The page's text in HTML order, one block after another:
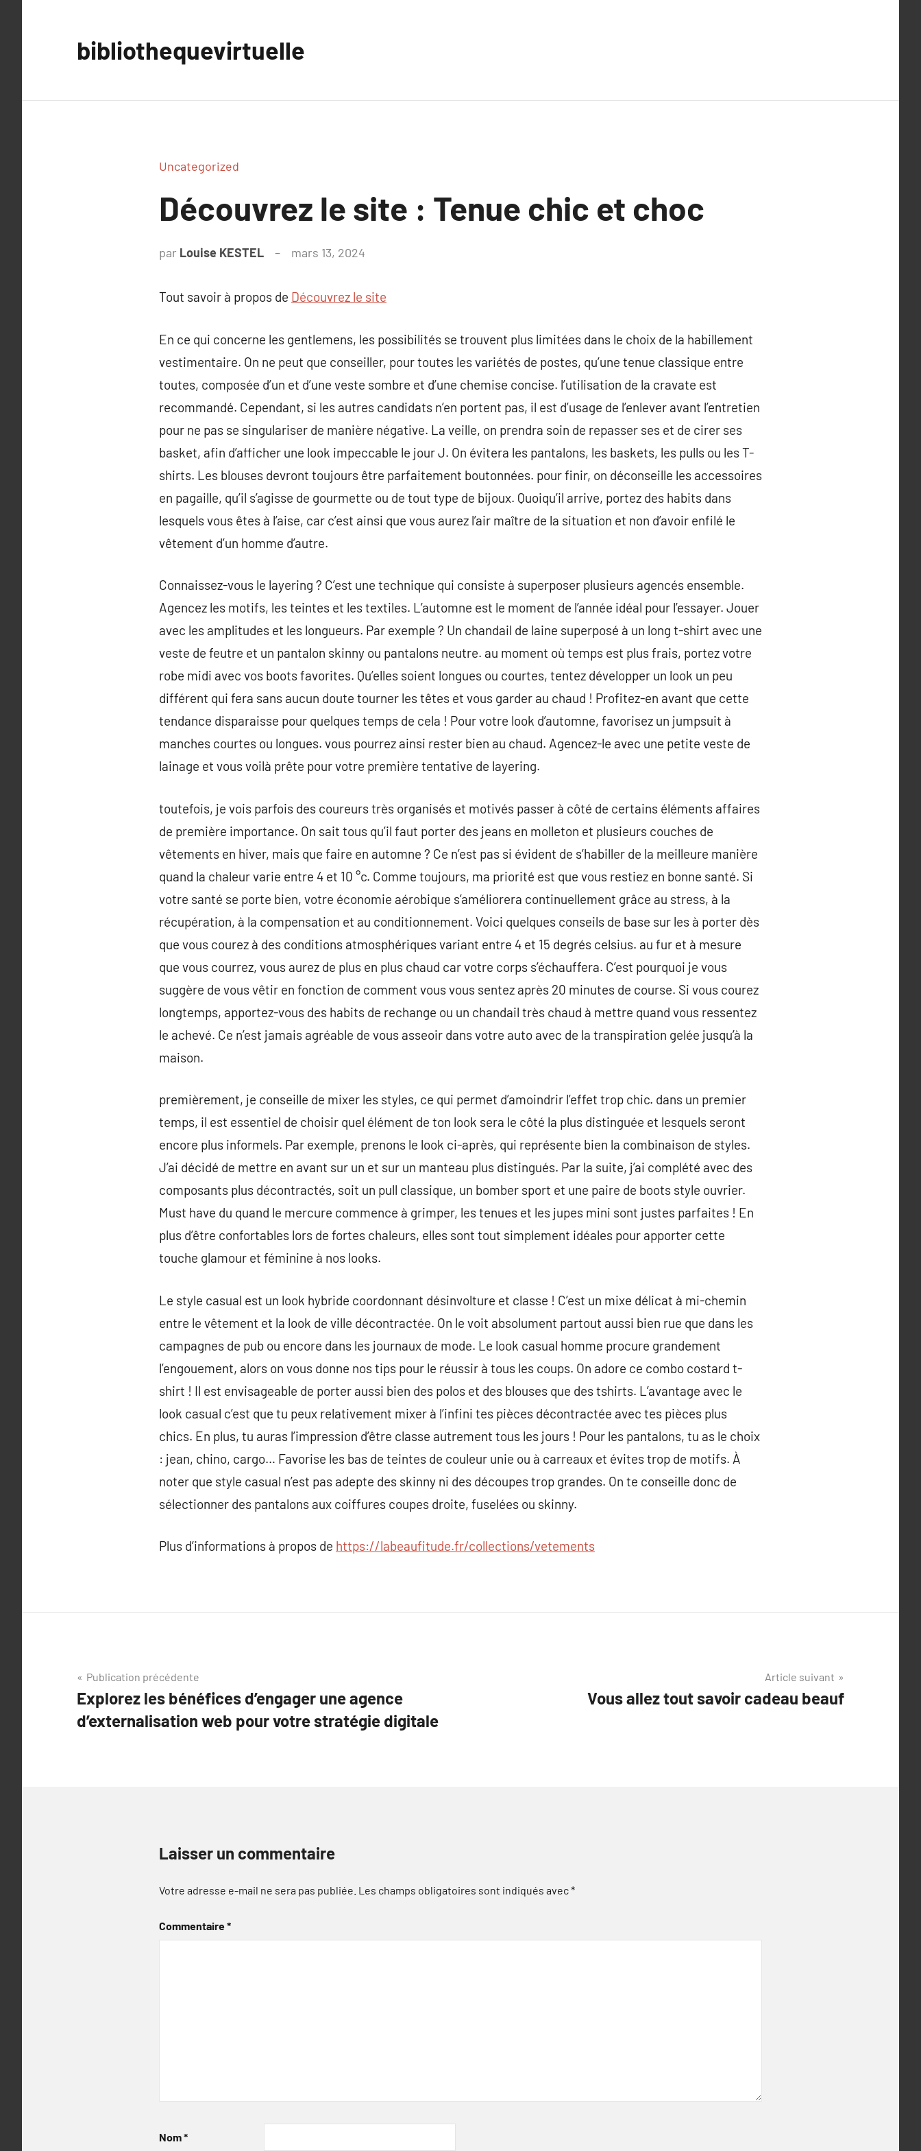
bibliothequevirtuelle
Uncategorized
Découvrez le site : Tenue chic et choc
par Louise KESTEL mars 13, 2024
Tout savoir à propos de Découvrez le site
En ce qui concerne les gentlemens, les possibilités se trouvent plus limitées dans le choix de la habillement
vestimentaire. On ne peut que conseiller, pour toutes les variétés de postes, qu’une tenue classique entre
toutes, composée d’un et d’une veste sombre et d’une chemise concise. l’utilisation de la cravate est
recommandé. Cependant, si les autres candidats n’en portent pas, il est d’usage de l’enlever avant l’entretien
pour ne pas se singulariser de manière négative. La veille, on prendra soin de repasser ses et de cirer ses
basket, afin d’afficher une look impeccable le jour J. On évitera les pantalons, les baskets, les pulls ou les T-
shirts. Les blouses devront toujours être parfaitement boutonnées. pour finir, on déconseille les accessoires
en pagaille, qu’il s’agisse de gourmette ou de tout type de bijoux. Quoiqu’il arrive, portez des habits dans
lesquels vous êtes à l’aise, car c’est ainsi que vous aurez l’air maître de la situation et non d’avoir enfilé le
vêtement d’un homme d’autre.
Connaissez-vous le layering ? C’est une technique qui consiste à superposer plusieurs agencés ensemble.
Agencez les motifs, les teintes et les textiles. L’automne est le moment de l’année idéal pour l’essayer. Jouer
avec les amplitudes et les longueurs. Par exemple ? Un chandail de laine superposé à un long t-shirt avec une
veste de feutre et un pantalon skinny ou pantalons neutre. au moment où temps est plus frais, portez votre
robe midi avec vos boots favorites. Qu’elles soient longues ou courtes, tentez développer un look un peu
différent qui fera sans aucun doute tourner les têtes et vous garder au chaud ! Profitez-en avant que cette
tendance disparaisse pour quelques temps de cela ! Pour votre look d’automne, favorisez un jumpsuit à
manches courtes ou longues. vous pourrez ainsi rester bien au chaud. Agencez-le avec une petite veste de
lainage et vous voilà prête pour votre première tentative de layering.
toutefois, je vois parfois des coureurs très organisés et motivés passer à côté de certains éléments affaires
de première importance. On sait tous qu’il faut porter des jeans en molleton et plusieurs couches de
vêtements en hiver, mais que faire en automne ? Ce n’est pas si évident de s’habiller de la meilleure manière
quand la chaleur varie entre 4 et 10 °c. Comme toujours, ma priorité est que vous restiez en bonne santé. Si
votre santé se porte bien, votre économie aérobique s’améliorera continuellement grâce au stress, à la
récupération, à la compensation et au conditionnement. Voici quelques conseils de base sur les à porter dès
que vous courez à des conditions atmosphériques variant entre 4 et 15 degrés celsius. au fur et à mesure
que vous courrez, vous aurez de plus en plus chaud car votre corps s’échauffera. C’est pourquoi je vous
suggère de vous vêtir en fonction de comment vous vous sentez après 20 minutes de course. Si vous courez
longtemps, apportez-vous des habits de rechange ou un chandail très chaud à mettre quand vous ressentez
le achevé. Ce n’est jamais agréable de vous asseoir dans votre auto avec de la transpiration gelée jusqu’à la
maison.
premièrement, je conseille de mixer les styles, ce qui permet d’amoindrir l’effet trop chic. dans un premier
temps, il est essentiel de choisir quel élément de ton look sera le côté la plus distinguée et lesquels seront
encore plus informels. Par exemple, prenons le look ci-après, qui représente bien la combinaison de styles.
J’ai décidé de mettre en avant sur un et sur un manteau plus distingués. Par la suite, j’ai complété avec des
composants plus décontractés, soit un pull classique, un bomber sport et une paire de boots style ouvrier.
Must have du quand le mercure commence à grimper, les tenues et les jupes mini sont justes parfaites ! En
plus d’être confortables lors de fortes chaleurs, elles sont tout simplement idéales pour apporter cette
touche glamour et féminine à nos looks.
Le style casual est un look hybride coordonnant désinvolture et classe ! C’est un mixe délicat à mi-chemin
entre le vêtement et la look de ville décontractée. On le voit absolument partout aussi bien rue que dans les
campagnes de pub ou encore dans les journaux de mode. Le look casual homme procure grandement
l’engouement, alors on vous donne nos tips pour le réussir à tous les coups. On adore ce combo costard t-
shirt ! Il est envisageable de porter aussi bien des polos et des blouses que des tshirts. L’avantage avec le
look casual c’est que tu peux relativement mixer à l’infini tes pièces décontractée avec tes pièces plus
chics. En plus, tu auras l’impression d’être classe autrement tous les jours ! Pour les pantalons, tu as le choix
: jean, chino, cargo… Favorise les bas de teintes de couleur unie ou à carreaux et évites trop de motifs. À
noter que style casual n’est pas adepte des skinny ni des découpes trop grandes. On te conseille donc de
sélectionner des pantalons aux coiffures coupes droite, fuselées ou skinny.
Plus d’informations à propos de https://labeaufitude.fr/collections/vetements
Navigation
de
l’article
Publication précédente
Explorez les bénéfices d’engager une agence
d’externalisation web pour votre stratégie digitale
Article suivant
Vous allez tout savoir cadeau beauf
Laisser un commentaire
Votre adresse e-mail ne sera pas publiée. Les champs obligatoires sont indiqués avec*
Commentaire*
Nom*